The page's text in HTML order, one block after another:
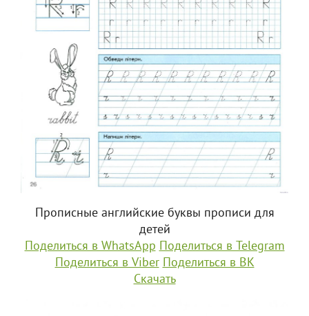
Прописные английские буквы прописи для
детей
Поделиться в WhatsApp Поделиться в Telegram
Поделиться в Viber Поделиться в ВК
Скачать